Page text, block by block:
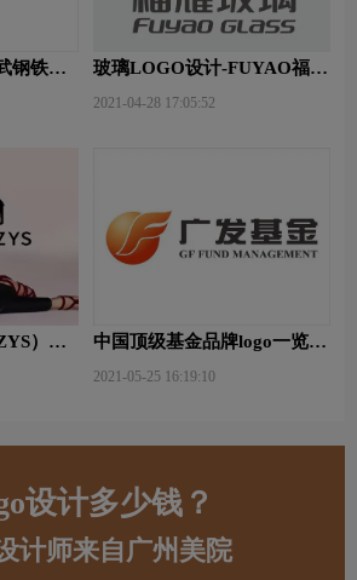
钢铁品
玻璃LOGO设计-FUYAO福耀
2021-04-28 17:05:52
）品
中国顶级基金品牌logo一览：
2021-05-25 16:19:10
设计多少钱？
计师来自广州美院